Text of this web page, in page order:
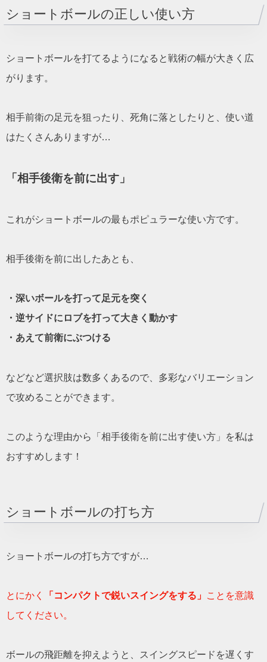
ショートボールの正しい使い方
ショートボールを打てるようになると戦術の幅が大きく広
がります。
相手前衛の足元を狙ったり、死角に落としたりと、使い道
はたくさんありますが…
「相手後衛を前に出す」
これがショートボールの最もポピュラーな使い方です。
相手後衛を前に出したあとも、
・深いボールを打って足元を突く
・逆サイドにロブを打って大きく動かす
・あえて前衛にぶつける
などなど選択肢は数多くあるので、多彩なバリエーション
で攻めることができます。
このような理由から「相手後衛を前に出す使い方」を私は
おすすめします！
ショートボールの打ち方
ショートボールの打ち方ですが…
とにかく 「コンパクトで鋭いスイングをする」
ことを意識
してください。
ボールの飛距離を抑えようと、スイングスピードを遅くす